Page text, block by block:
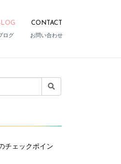
ログ
CONTACT
お問い合わせ
チェックポイン